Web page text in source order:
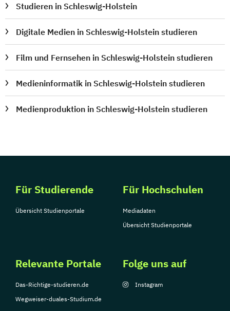
Studieren in Schleswig-Holstein
Digitale Medien in Schleswig-Holstein studieren
Film und Fernsehen in Schleswig-Holstein studieren
Medieninformatik in Schleswig-Holstein studieren
Medienproduktion in Schleswig-Holstein studieren
Für Studierende
Übersicht Studienportale
Für Hochschulen
Mediadaten
Übersicht Studienportale
Relevante Portale
Das-Richtige-studieren.de
Wegweiser-duales-Studium.de
Folge uns auf
Instagram